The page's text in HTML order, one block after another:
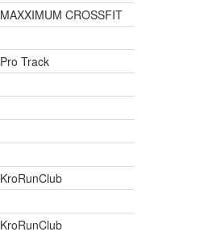
MAXXIMUM CROSSFIT
Pro Track
KroRunClub
KroRunClub